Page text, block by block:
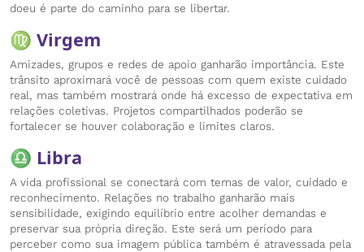
doeu é parte do caminho para se libertar.
♍ Virgem
Amizades, grupos e redes de apoio ganharão importância. Este
trânsito aproximará você de pessoas com quem existe cuidado
real, mas também mostrará onde há excesso de expectativa em
relações coletivas. Projetos compartilhados poderão se
fortalecer se houver colaboração e limites claros.
♎ Libra
A vida profissional se conectará com temas de valor, cuidado e
reconhecimento. Relações no trabalho ganharão mais
sensibilidade, exigindo equilíbrio entre acolher demandas e
preservar sua própria direção. Este será um período para
perceber como sua imagem pública também é atravessada pela